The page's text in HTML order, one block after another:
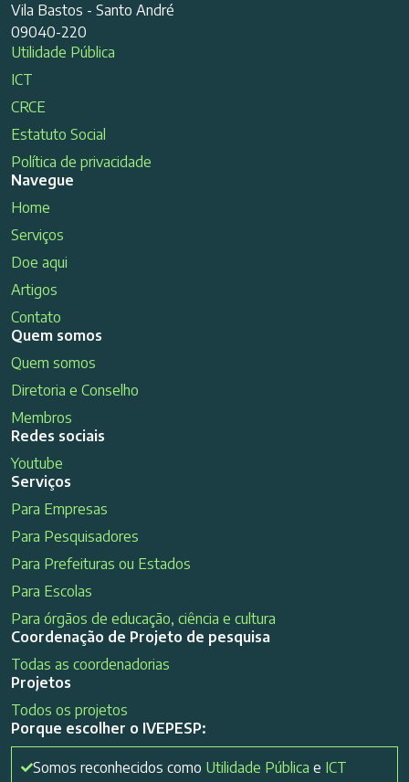
Vila Bastos - Santo André
09040-220
Utilidade Pública
ICT
CRCE
Estatuto Social
Política de privacidade
Navegue
Home
Serviços
Doe aqui
Artigos
Contato
Quem somos
Quem somos
Diretoria e Conselho
Membros
Redes sociais
Youtube
Serviços
Para Empresas
Para Pesquisadores
Para Prefeituras ou Estados
Para Escolas
Para órgãos de educação, ciência e cultura
Coordenação de Projeto de pesquisa
Todas as coordenadorias
Projetos
Todos os projetos
Porque escolher o IVEPESP:
Somos reconhecidos como Utilidade Pública e ICT